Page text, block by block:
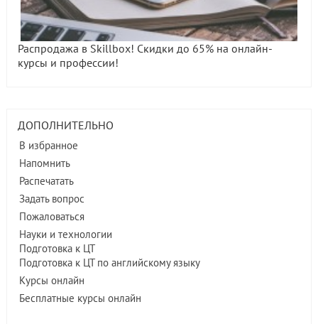
Распродажа в Skillbox! Скидки до 65% на онлайн-
курсы и профессии!
ДОПОЛНИТЕЛЬНО
В избранное
Напомнить
Распечатать
Задать вопрос
Пожаловаться
Науки и технологии
Подготовка к ЦТ
Подготовка к ЦТ по английскому языку
Курсы онлайн
Бесплатные курсы онлайн